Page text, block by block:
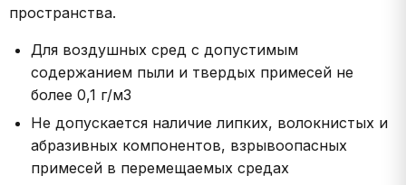
пространства.
Для воздушных сред с допустимым
содержанием пыли и твердых примесей не
более 0,1 г/м3
Не допускается наличие липких, волокнистых и
абразивных компонентов, взрывоопасных
примесей в перемещаемых средах